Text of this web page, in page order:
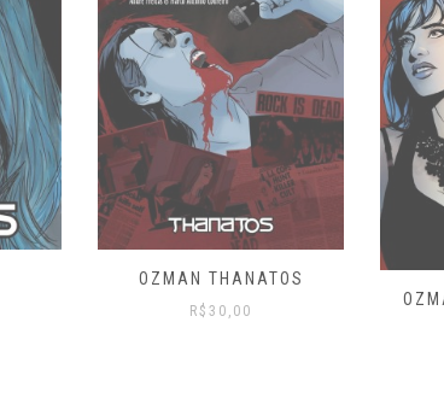
OZMAN THANATOS
R$ 30,00